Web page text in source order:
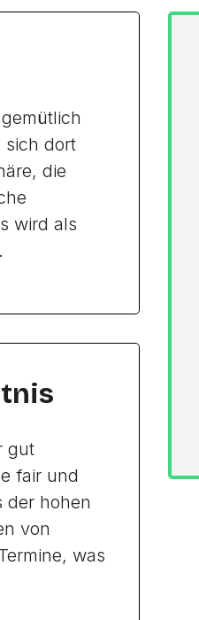
sich dort
die
wird als
gut
fair und
der hohen
von
was